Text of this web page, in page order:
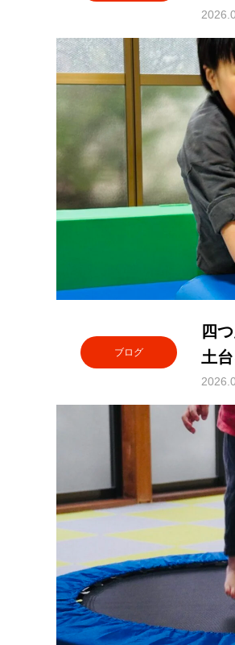
ブログ
四
土
後等